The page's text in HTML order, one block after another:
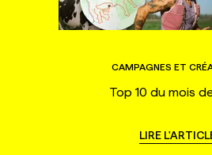
CAMPAGNES ET
Top 10 du mois
LIRE